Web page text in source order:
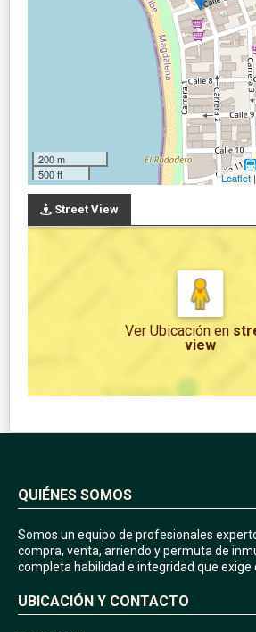
200 m
500 ft
Leaflet
Street View
Ver Ubicación en
view
QUIÉNES SOMOS
Somos un equipo de profesionales
compra, venta, arriendo y permuta de
completa habilidad e integridad que exige
UBICACIÓN Y CONTACTO